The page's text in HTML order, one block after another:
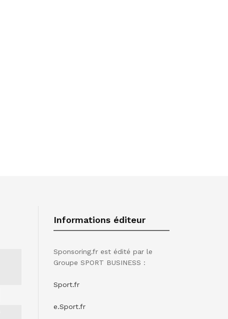
Informations éditeur
Sponsoring.fr est édité par le
Groupe SPORT BUSINESS :
Sport.fr
e.Sport.fr